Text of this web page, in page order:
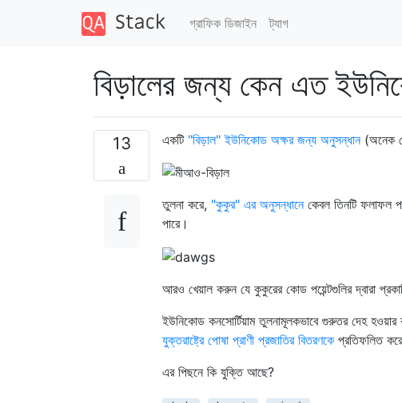
গ্রাফিক ডিজাইন ট্যাগ
বিড়ালের জন্য কেন এত
13 একটি "বিড়াল" ইউনিকোড অক্ষর জন্য অনুসন্ধান(অনেক
তুলনা করে, "কুকুর" এর অনুসন্ধানেকেবল তিনটি ফলাফল
পারে।
আরও খেয়াল করুন যে কুকুরের কোড পয়েন্টগুলির দ্বারা
ইউনিকোড কনসোর্টিয়াম তুলনামূলকভাবে গুরুতর দেহ
যুক্তরাষ্ট্রে পোষা প্রাণী প্রজাতির বিতরণকে প্রতিফলিত
এর পিছনে কি যুক্তি আছে?